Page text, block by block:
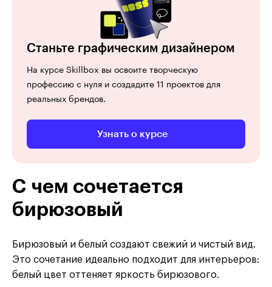
Станьте графическим дизайнером
На курсе Skillbox вы освоите творческую
профессию с нуля и создадите 11 проектов для
реальных брендов.
Узнать о курсе
С чем сочетается
бирюзовый
Бирюзовый и белый создают свежий и чистый вид.
Это сочетание идеально подходит для интерьеров:
белый цвет оттеняет яркость бирюзового.